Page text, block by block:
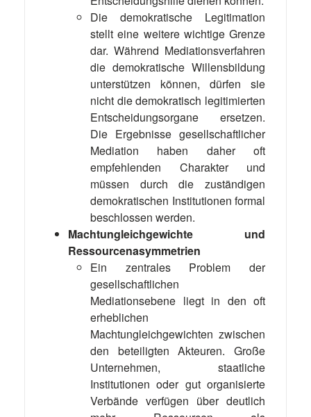
Die demokratische Legitimation
stellt eine weitere wichtige Grenze
dar. Während Mediationsverfahren
die demokratische Willensbildung
unterstützen können, dürfen sie
nicht die demokratisch legitimierten
Entscheidungsorgane ersetzen.
Die Ergebnisse gesellschaftlicher
Mediation haben daher oft
empfehlenden Charakter und
müssen durch die zuständigen
demokratischen Institutionen formal
beschlossen werden.
Machtungleichgewichte und
Ressourcenasymmetrien
Ein zentrales Problem der
gesellschaftlichen
Mediationsebene liegt in den oft
erheblichen
Machtungleichgewichten zwischen
den beteiligten Akteuren. Große
Unternehmen, staatliche
Institutionen oder gut organisierte
Verbände verfügen über deutlich